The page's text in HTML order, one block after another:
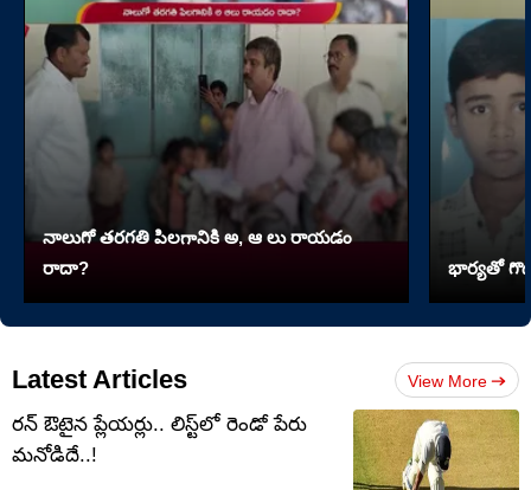
నాలుగో త‌ర‌గతి పిలగానికి అ, ఆ లు రాయ‌డం
రాదా?
భార్యతో
Latest Articles View More
రన్ ఔటైన ప్లేయర్లు.. లిస్ట్‌లో రెండో పేరు
మనోడిదే..!